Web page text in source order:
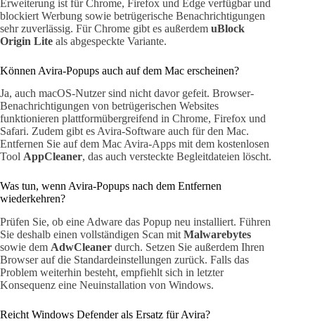
Erweiterung ist für Chrome, Firefox und Edge verfügbar und
blockiert Werbung sowie betrügerische Benachrichtigungen
sehr zuverlässig. Für Chrome gibt es außerdem uBlock
Origin Lite als abgespeckte Variante.
Können Avira-Popups auch auf dem Mac erscheinen?
Ja, auch macOS-Nutzer sind nicht davor gefeit. Browser-
Benachrichtigungen von betrügerischen Websites
funktionieren plattformübergreifend in Chrome, Firefox und
Safari. Zudem gibt es Avira-Software auch für den Mac.
Entfernen Sie auf dem Mac Avira-Apps mit dem kostenlosen
Tool AppCleaner, das auch versteckte Begleitdateien löscht.
Was tun, wenn Avira-Popups nach dem Entfernen
wiederkehren?
Prüfen Sie, ob eine Adware das Popup neu installiert. Führen
Sie deshalb einen vollständigen Scan mit Malwarebytes
sowie dem AdwCleaner durch. Setzen Sie außerdem Ihren
Browser auf die Standardeinstellungen zurück. Falls das
Problem weiterhin besteht, empfiehlt sich in letzter
Konsequenz eine Neuinstallation von Windows.
Reicht Windows Defender als Ersatz für Avira?